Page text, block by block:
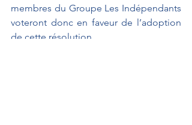
membres du Groupe Les Indépendants
voteront donc en faveur de l’adoption
de cette résolution.